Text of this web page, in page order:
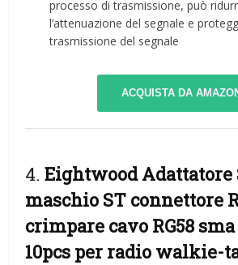
processo di trasmissione, può
l’attenuazione del segnale e
trasmissione del segnale
ACQUISTA DA
4.Eightwood Adattatore
maschio ST connettore
crimpare cavo RG58
10pcs per radio walkie-